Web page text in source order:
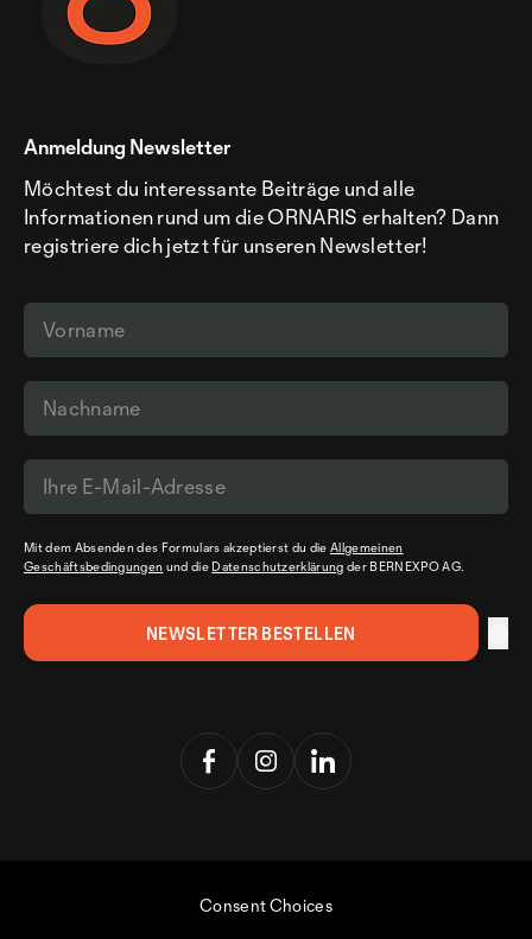
Anmeldung Newsletter
Möchtest du interessante Beiträge und alle
Informationen rund um die ORNARIS erhalten? Dann
registriere dich jetzt für unseren Newsletter!
Mit dem Absenden des Formulars akzeptierst du dieAllgemeinen
Geschäftsbedingungen und die Datenschutzerklärung der BERNEXPO AG.
Consent Choices